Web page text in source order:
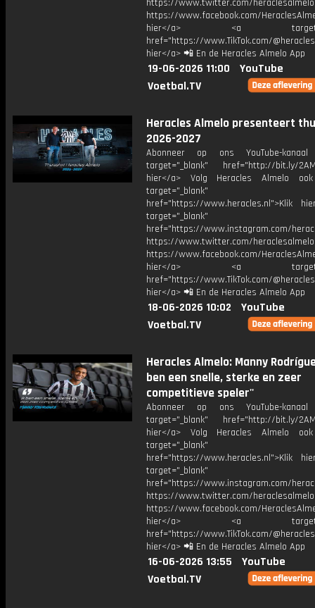
https://www.twitter.com/heraclesalmelo
https://www.facebook.com/
hier</a> <a
href="https://www.TikTok.com/
hier</a> 📲 En de Heracles Almelo App
19-06-2026 11:00
YouTube
Voetbal.TV
Heracles Almelo presenteert
2026-2027
Abonneer op ons YouTube-
target="_blank" href="http://bit.ly/
hier</a> Volg Heracles Almelo
target="_blank"
href="https://www.heracles.nl">Klik
target="_blank"
href="https://www.instagram.com/
https://www.twitter.com/heraclesalmelo
https://www.facebook.com/
hier</a> <a
href="https://www.TikTok.com/
hier</a> 📲 En de Heracles Almelo App
18-06-2026 10:02
YouTube
Voetbal.TV
Heracles Almelo: Manny
ben een snelle, sterke en zeer
competitieve speler''
Abonneer op ons YouTube-
target="_blank" href="http://bit.ly/
hier</a> Volg Heracles Almelo
target="_blank"
href="https://www.heracles.nl">Klik
target="_blank"
href="https://www.instagram.com/
https://www.twitter.com/heraclesalmelo
https://www.facebook.com/
hier</a> <a
href="https://www.TikTok.com/
hier</a> 📲 En de Heracles Almelo App
16-06-2026 13:55
YouTube
Voetbal.TV